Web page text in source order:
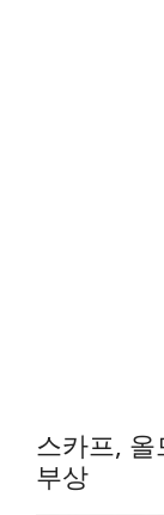
스카프,
부상